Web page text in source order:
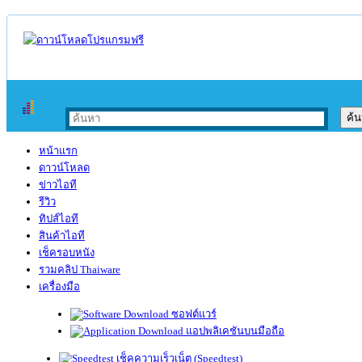
หน้าแรก
ดาวน์โหลด
ข่าวไอที
รีวิว
ทิปส์ไอที
สินค้าไอที
เช็ครอบหนัง
รวมคลิป Thaiware
เครื่องมือ
ซอฟต์แวร์
แอปพลิเคชันบนมือถือ
เช็คความเร็วเน็ต (Speedtest)